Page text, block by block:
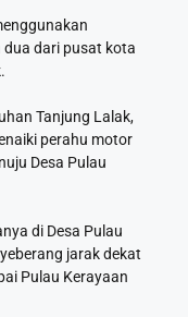
dari pusat kota
Tanjung Lalak,
perahu motor
Desa Pulau
di Desa Pulau
jarak dekat
Pulau Kerayaan